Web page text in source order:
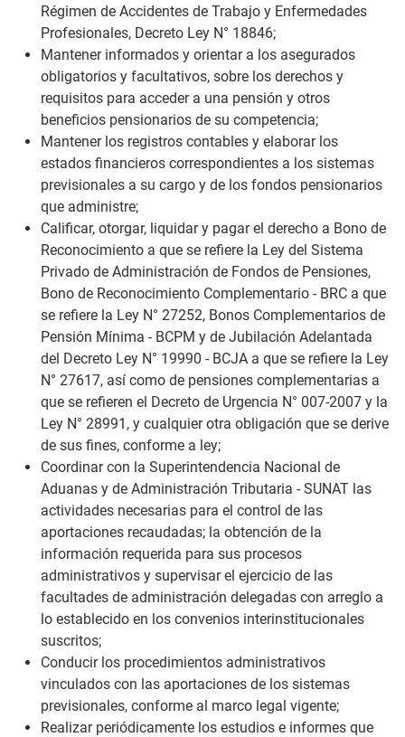
Régimen de Accidentes de Trabajo y Enfermedades
Profesionales, Decreto Ley N° 18846;
Mantener informados y orientar a los asegurados
obligatorios y facultativos, sobre los derechos y
requisitos para acceder a una pensión y otros
beneficios pensionarios de su competencia;
Mantener los registros contables y elaborar los
estados financieros correspondientes a los sistemas
previsionales a su cargo y de los fondos pensionarios
que administre;
Calificar, otorgar, liquidar y pagar el derecho a Bono de
Reconocimiento a que se refiere la Ley del Sistema
Privado de Administración de Fondos de Pensiones,
Bono de Reconocimiento Complementario - BRC a que
se refiere la Ley N° 27252, Bonos Complementarios de
Pensión Mínima - BCPM y de Jubilación Adelantada
del Decreto Ley N° 19990 - BCJA a que se refiere la Ley
N° 27617, así como de pensiones complementarias a
que se refieren el Decreto de Urgencia N° 007-2007 y la
Ley N° 28991, y cualquier otra obligación que se derive
de sus fines, conforme a ley;
Coordinar con la Superintendencia Nacional de
Aduanas y de Administración Tributaria - SUNAT las
actividades necesarias para el control de las
aportaciones recaudadas; la obtención de la
información requerida para sus procesos
administrativos y supervisar el ejercicio de las
facultades de administración delegadas con arreglo a
lo establecido en los convenios interinstitucionales
suscritos;
Conducir los procedimientos administrativos
vinculados con las aportaciones de los sistemas
previsionales, conforme al marco legal vigente;
Realizar periódicamente los estudios e informes que